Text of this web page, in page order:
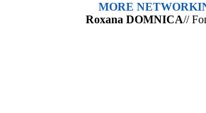
MORE
Roxana DOMNICA//